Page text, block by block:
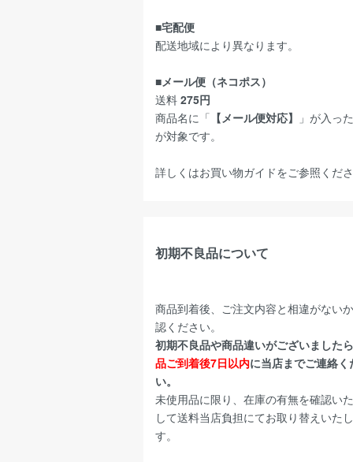
■宅配便
配送地域により異なります。
■メール便（ネコポス）
送料 275円
商品名に「 【メール便対応】
」が入っ
が対象です。
詳しくはお買い物ガイドをご参照くださ
初期不良品について
商品到着後、ご注文内容と相違がない
認ください。
初期不良品や商品違いがございましたら
品ご到着後7日以内に当店までご連絡く
い。
未使用品に限り、在庫の有無を確認い
して送料当店負担にてお取り替えいた
す。